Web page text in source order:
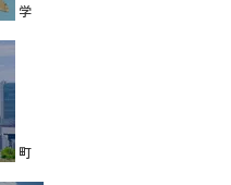
学
町